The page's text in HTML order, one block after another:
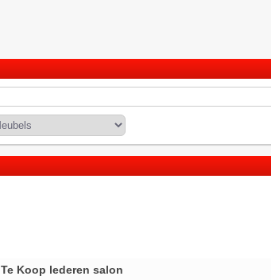
Te Koop lederen salon